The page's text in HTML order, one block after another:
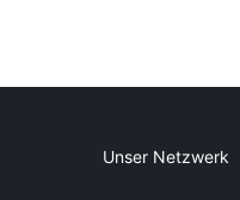
Unser Netzwerk